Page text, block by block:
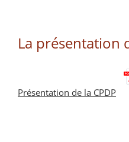
La présentation
Présentation de la CPDP